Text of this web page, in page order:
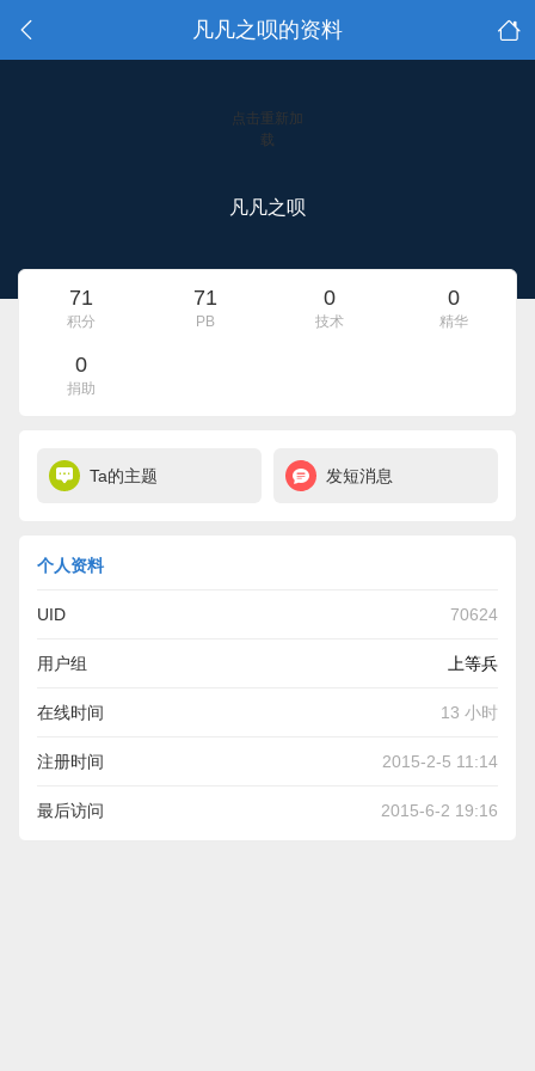
凡凡之呗的资料
点击重新加
载
凡凡之呗
71
积分
71
PB
0
技术
0
精华
0
捐助
Ta的主题 发短消息
个人资料
UID 70624
用户组 上等兵
在线时间 13 小时
注册时间 2015-2-5 11:14
最后访问 2015-6-2 19:16